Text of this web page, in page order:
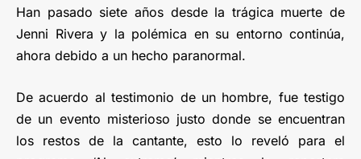
Han pasado siete años desde la trágica muerte de
Jenni Rivera y la polémica en su entorno continúa,
ahora debido a un hecho paranormal.
De acuerdo al testimonio de un hombre, fue testigo
de un evento misterioso justo donde se encuentran
los restos de la cantante, esto lo reveló para el